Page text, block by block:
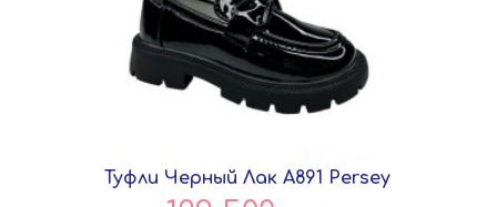
Туфли Черный Лак A891 Persey